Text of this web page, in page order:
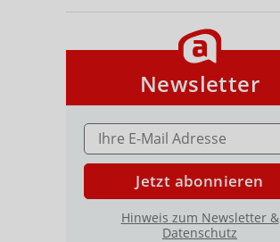
Newsletter
E-MAIL ADRESSE
Jetzt abonnieren
Hinweis zum Newsletter &
Datenschutz